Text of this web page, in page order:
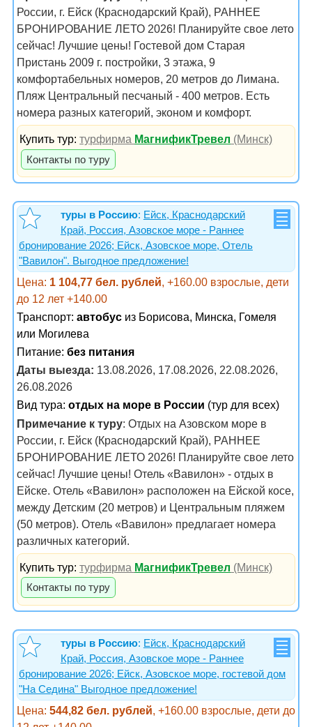
России, г. Ейск (Краснодарский Край), РАННЕЕ
БРОНИРОВАНИЕ ЛЕТО 2026! Планируйте свое лето
сейчас! Лучшие цены! Гостевой дом Старая
Пристань 2009 г. постройки, 3 этажа, 9
комфортабельных номеров, 20 метров до Лимана.
Пляж Центральный песчаный - 400 метров. Есть
номера разных категорий, эконом и комфорт.
Купить тур:турфирма МагнификТревел (Минск)
Контакты по туру
туры в Россию: Ейск, Краснодарский
Край, Россия, Азовское море - Раннее
бронирование 2026; Ейск, Азовское море, Отель
"Вавилон". Выгодное предложение!
Цена: 1 104,77 бел. рублей, +160.00 взрослые, дети
до 12 лет +140.00
Транспорт: автобус из Борисова, Минска, Гомеля
или Могилева
Питание: без питания
Даты выезда: 13.08.2026, 17.08.2026, 22.08.2026,
26.08.2026
Вид тура: отдых на море в России (тур для всех)
Примечание к туру: Отдых на Азовском море в
России, г. Ейск (Краснодарский Край), РАННЕЕ
БРОНИРОВАНИЕ ЛЕТО 2026! Планируйте свое лето
сейчас! Лучшие цены! Отель «Вавилон» - отдых в
Ейске. Отель «Вавилон» расположен на Ейской косе,
между Детским (20 метров) и Центральным пляжем
(50 метров). Отель «Вавилон» предлагает номера
различных категорий.
Купить тур:турфирма МагнификТревел (Минск)
Контакты по туру
туры в Россию: Ейск, Краснодарский
Край, Россия, Азовское море - Раннее
бронирование 2026; Ейск, Азовское море, гостевой дом
"На Седина" Выгодное предложение!
Цена: 544,82 бел. рублей, +160.00 взрослые, дети до